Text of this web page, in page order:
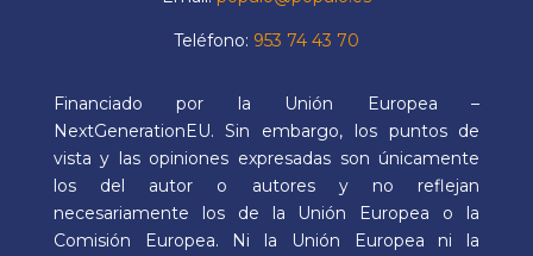
Teléfono: 953 74 43 70
Financiado por la Unión Europea –
NextGenerationEU. Sin embargo, los puntos de
vista y las opiniones expresadas son únicamente
los del autor o autores y no reflejan
necesariamente los de la Unión Europea o la
Comisión Europea. Ni la Unión Europea ni la